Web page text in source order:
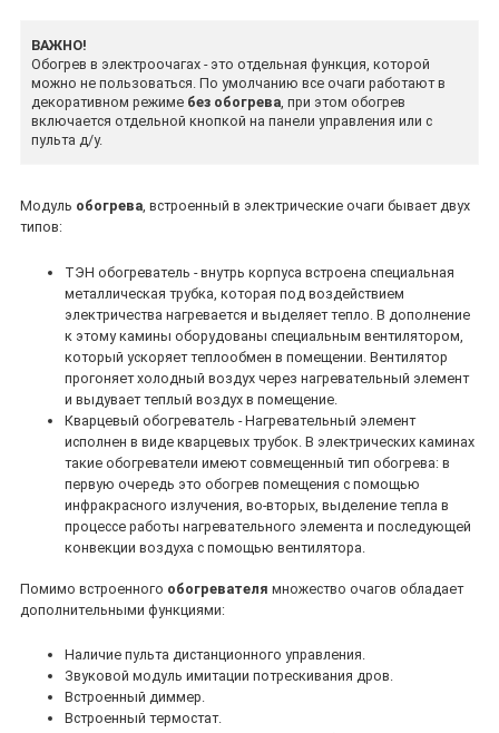
ВАЖНО!
Обогрев в электроочагах - это отдельная функция, которой
можно не пользоваться. По умолчанию все очаги работают в
декоративном режиме без обогрева, при этом обогрев
включается отдельной кнопкой на панели управления или с
пульта д/у.
Модуль обогрева, встроенный в электрические очаги бывает двух
типов:
ТЭН обогреватель - внутрь корпуса встроена специальная
металлическая трубка, которая под воздействием
электричества нагревается и выделяет тепло. В дополнение
к этому камины оборудованы специальным вентилятором,
который ускоряет теплообмен в помещении. Вентилятор
прогоняет холодный воздух через нагревательный элемент
и выдувает теплый воздух в помещение.
Кварцевый обогреватель - Нагревательный элемент
исполнен в виде кварцевых трубок. В электрических каминах
такие обогреватели имеют совмещенный тип обогрева: в
первую очередь это обогрев помещения с помощью
инфракрасного излучения, во-вторых, выделение тепла в
процессе работы нагревательного элемента и последующей
конвекции воздуха с помощью вентилятора.
Помимо встроенного обогревателя множество очагов обладает
дополнительными функциями:
Наличие пульта дистанционного управления.
Звуковой модуль имитации потрескивания дров.
Встроенный диммер.
Встроенный термостат.